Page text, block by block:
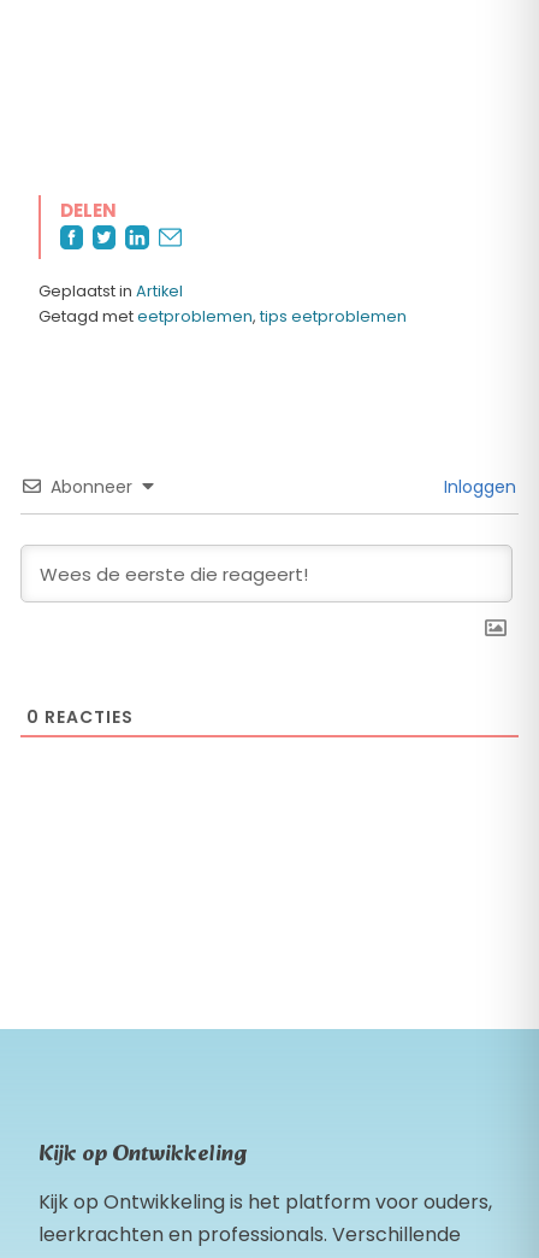
DELEN
Geplaatst in Artikel
Getagd meteetproblemen, tips eetproblemen
Abonneer Inloggen
0 REACTIES
Kijk op Ontwikkeling
Kijk op Ontwikkeling is het platform voor ouders,
leerkrachten en professionals. Verschillende